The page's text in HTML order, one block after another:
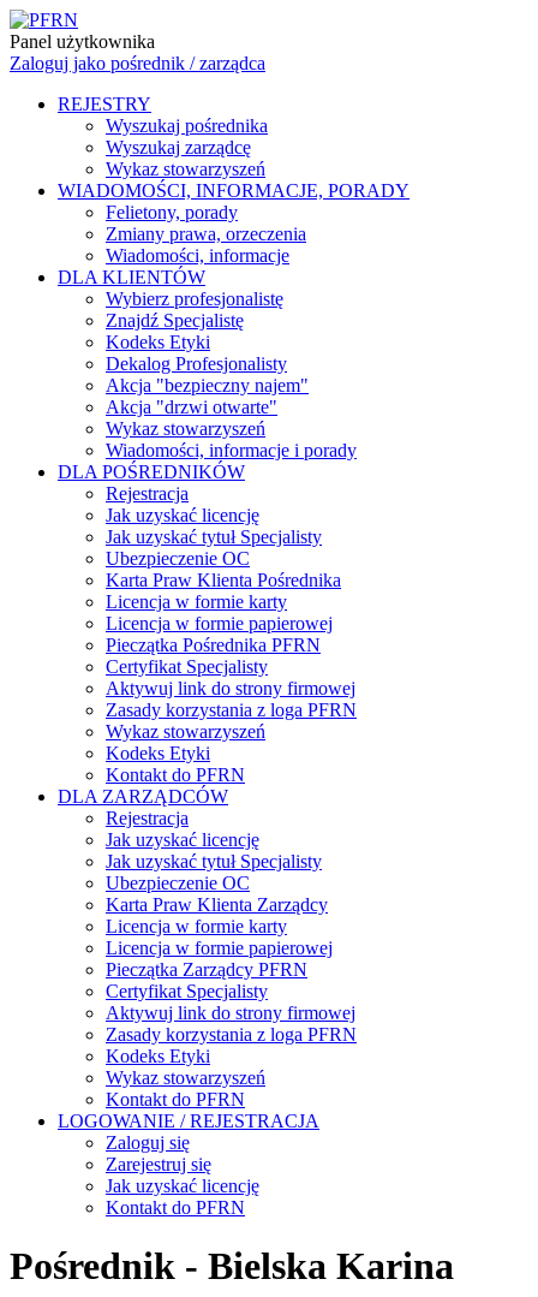
Panel użytkownika
Zaloguj jako pośrednik / zarządca
REJESTRY
Wyszukaj pośrednika
Wyszukaj zarządcę
Wykaz stowarzyszeń
WIADOMOŚCI, INFORMACJE, PORADY
Felietony, porady
Zmiany prawa, orzeczenia
Wiadomości, informacje
DLA KLIENTÓW
Wybierz profesjonalistę
Znajdź Specjalistę
Kodeks Etyki
Dekalog Profesjonalisty
Akcja "bezpieczny najem"
Akcja "drzwi otwarte"
Wykaz stowarzyszeń
Wiadomości, informacje i porady
DLA POŚREDNIKÓW
Rejestracja
Jak uzyskać licencję
Jak uzyskać tytuł Specjalisty
Ubezpieczenie OC
Karta Praw Klienta Pośrednika
Licencja w formie karty
Licencja w formie papierowej
Pieczątka Pośrednika PFRN
Certyfikat Specjalisty
Aktywuj link do strony firmowej
Zasady korzystania z loga PFRN
Wykaz stowarzyszeń
Kodeks Etyki
Kontakt do PFRN
DLA ZARZĄDCÓW
Rejestracja
Jak uzyskać licencję
Jak uzyskać tytuł Specjalisty
Ubezpieczenie OC
Karta Praw Klienta Zarządcy
Licencja w formie karty
Licencja w formie papierowej
Pieczątka Zarządcy PFRN
Certyfikat Specjalisty
Aktywuj link do strony firmowej
Zasady korzystania z loga PFRN
Kodeks Etyki
Wykaz stowarzyszeń
Kontakt do PFRN
LOGOWANIE / REJESTRACJA
Zaloguj się
Zarejestruj się
Jak uzyskać licencję
Kontakt do PFRN
Pośrednik - Bielska Karina